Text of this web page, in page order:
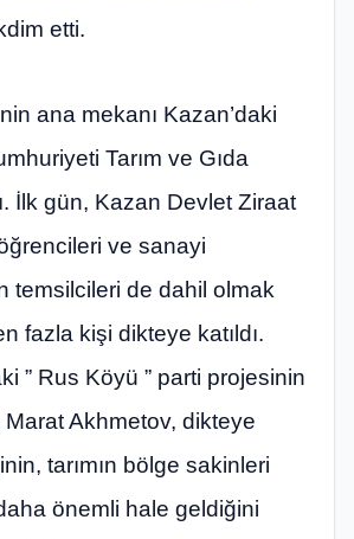
etti.
ana mekanı Kazan’daki
Tarım ve Gıda
İlk gün, Kazan Devlet Ziraat
ve sanayi
temsilcileri de dahil olmak
fazla kişi dikteye katıldı.
” Rus Köyü ” parti projesinin
Akhmetov, dikteye
tarımın bölge sakinleri
önemli hale geldiğini